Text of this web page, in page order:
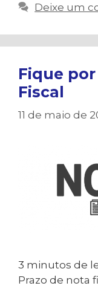
Deixe um
Fique
Fiscal
11 de maio de
3 minutos de
Prazo de nota